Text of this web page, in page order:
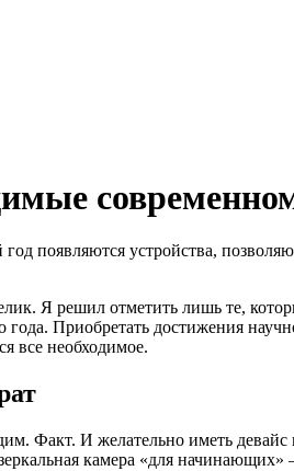
появляются устройства,
Я решил отметить лишь те,
года. Приобретать достижения
все необходимое.
Факт. И желательно иметь
камера «для